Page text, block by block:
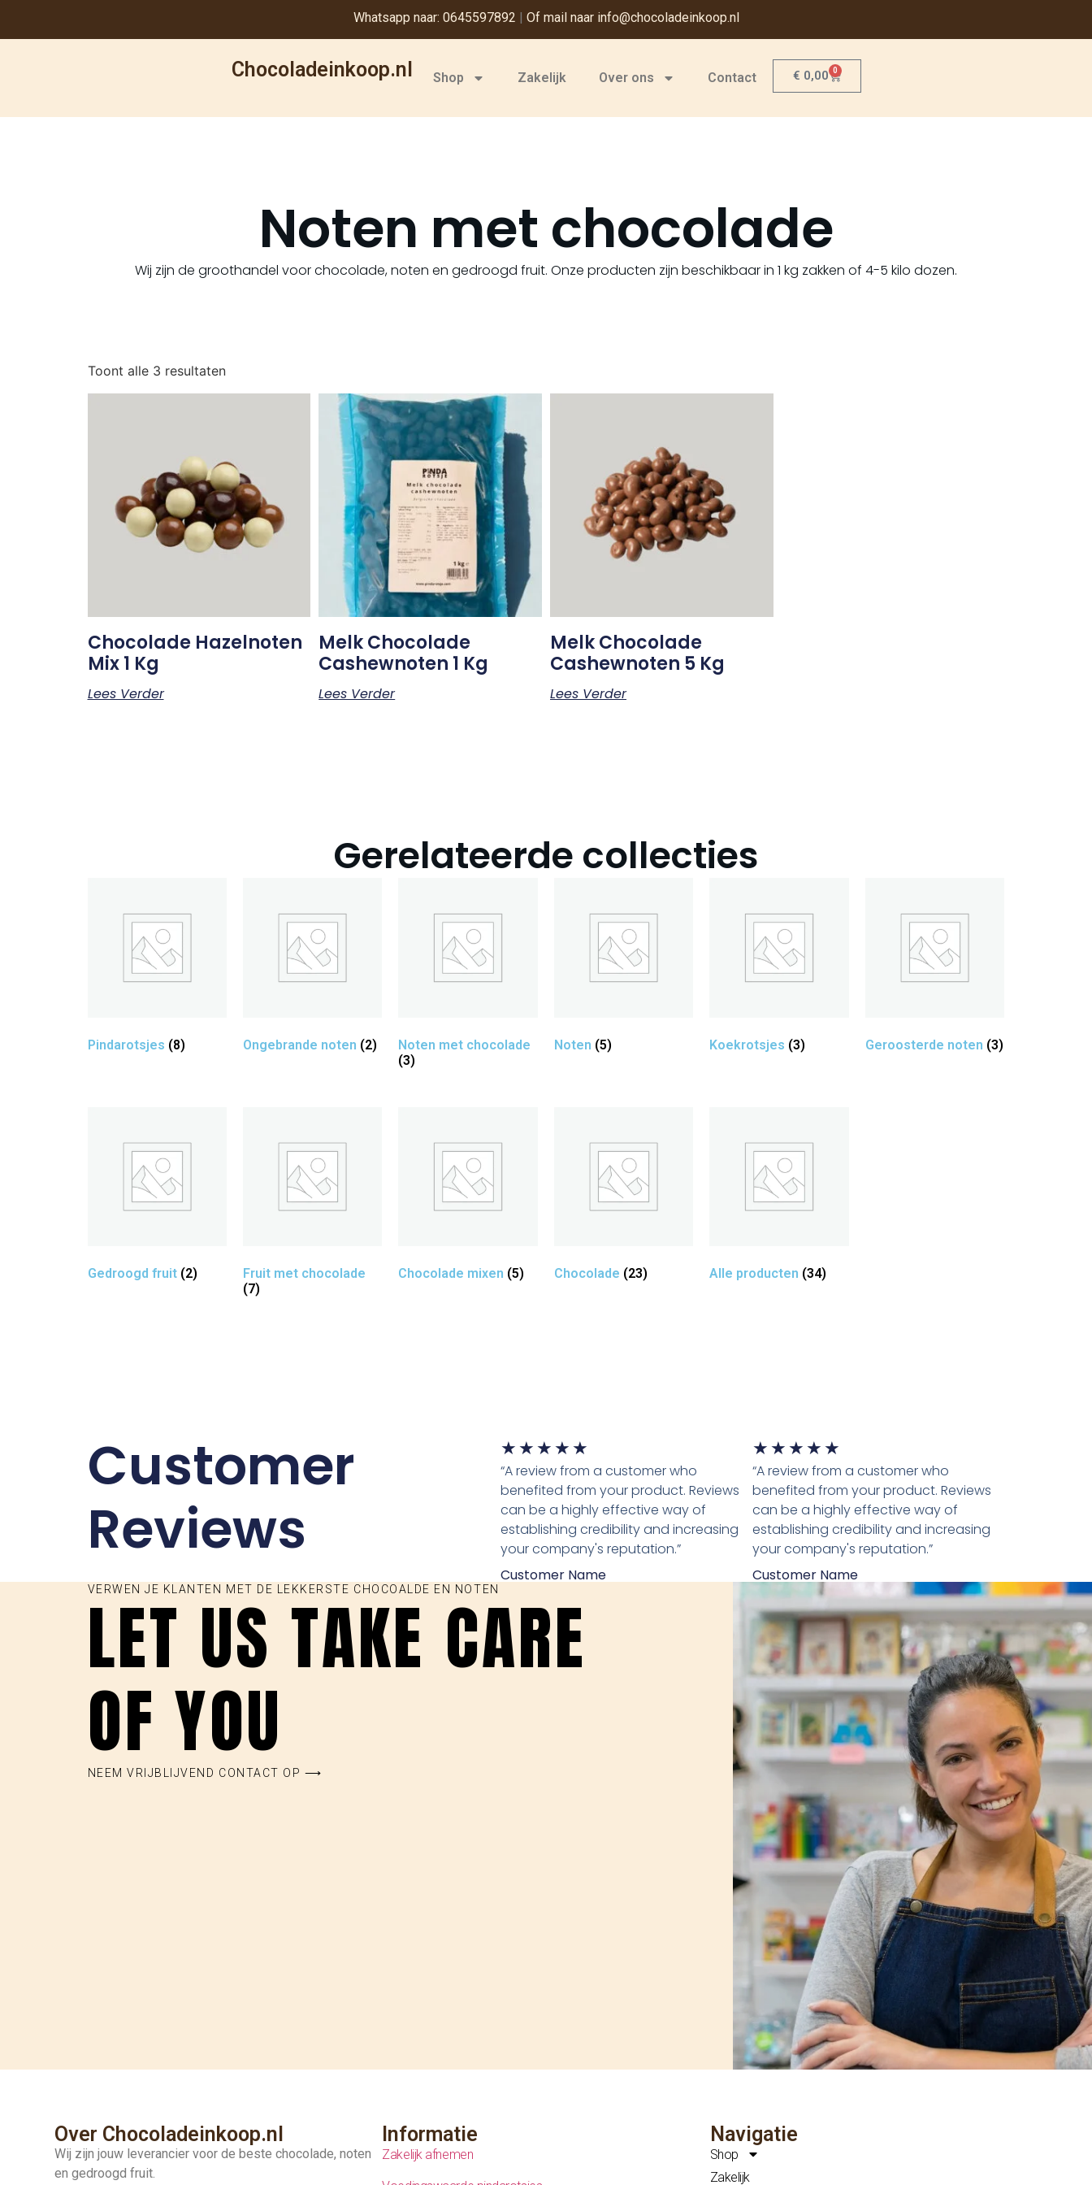
Whatsapp naar: 0645597892 | Of mail naar info@chocoladeinkoop.nl
Chocoladeinkoop.nl Shop Zakelijk Over ons Contact € 0,00 0
Noten met chocolade
Wij zijn de groothandel voor chocolade, noten en gedroogd fruit. Onze producten zijn beschikbaar in 1 kg zakken of 4-5 kilo dozen.
Toont alle 3 resultaten
Chocolade Hazelnoten
Mix 1 Kg
Lees Verder
Melk Chocolade
Cashewnoten 1 Kg
Lees Verder
Melk Chocolade
Cashewnoten 5 Kg
Lees Verder
Gerelateerde collecties
Pindarotsjes (8) Ongebrande noten (2)
Noten met chocolade
(3)
Noten (5) Koekrotsjes (3) Geroosterde noten (3)
Gedroogd fruit (2)
Fruit met chocolade
(7)
Chocolade mixen (5) Chocolade (23) Alle producten (34)
Customer
Reviews
★ ★ ★ ★ ★
“A review from a customer who
benefited from your product. Reviews
can be a highly effective way of
establishing credibility and increasing
your company's reputation.”
Customer Name
★ ★ ★ ★ ★
“A review from a customer who
benefited from your product. Reviews
can be a highly effective way of
establishing credibility and increasing
your company's reputation.”
Customer Name
VERWEN JE KLANTEN MET DE LEKKERSTE CHOCOALDE EN NOTEN
LET US TAKE CARE
OF YOU
NEEM VRIJBLIJVEND CONTACT OP ⟶
Over Chocoladeinkoop.nl
Wij zijn jouw leverancier voor de beste chocolade, noten
en gedroogd fruit.
Informatie
Zakelijk afnemen
Navigatie
Shop
Zakelijk